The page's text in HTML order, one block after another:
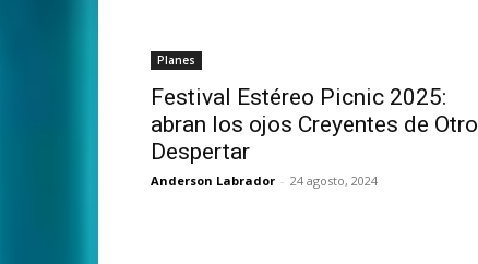
Planes
Festival Estéreo Picnic 2025:
abran los ojos Creyentes de Otro
Despertar
Anderson Labrador - 24 agosto, 2024